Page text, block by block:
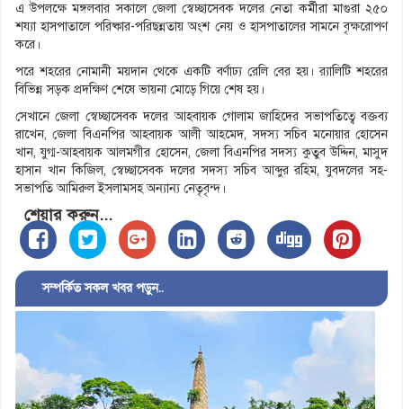
এ উপলক্ষে মঙ্গলবার সকালে জেলা স্বেচ্ছাসেবক দলের নেতা কর্মীরা মাগুরা ২৫০
শয্যা হাসপাতালে পরিষ্কার-পরিছন্নতায় অংশ নেয় ও হাসপাতালের সামনে বৃক্ষরোপণ
করে।
পরে শহরের নোমানী ময়দান থেকে একটি বর্ণাঢ্য রেলি বের হয়। র‍্যালিটি শহরের
বিভিন্ন সড়ক প্রদক্ষিণ শেষে ভায়না মোড়ে গিয়ে শেষ হয়।
সেখানে জেলা স্বেচ্ছাসেবক দলের আহবায়ক গোলাম জাহিদের সভাপতিত্বে বক্তব্য
রাখেন, জেলা বিএনপির আহবায়ক আলী আহমেদ, সদস্য সচিব মনোয়ার হোসেন
খান, যুগ্ম-আহবায়ক আলমগীর হোসেন, জেলা বিএনপির সদস্য কুতুব উদ্দিন, মাসুদ
হাসান খান কিজিল, স্বেচ্ছাসেবক দলের সদস্য সচিব আব্দুর রহিম, যুবদলের সহ-
সভাপতি আমিরুল ইসলামসহ অন্যান্য নেতৃবৃন্দ।
শেয়ার করুন...
সম্পর্কিত সকল খবর পড়ুন..